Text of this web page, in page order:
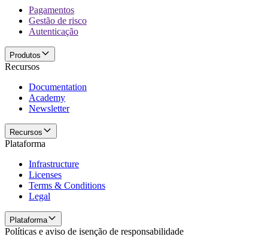
Pagamentos
Gestão de risco
Autenticação
Produtos
Recursos
Documentation
Academy
Newsletter
Recursos
Plataforma
Infrastructure
Licenses
Terms & Conditions
Legal
Plataforma
Políticas e aviso de isenção de responsabilidade